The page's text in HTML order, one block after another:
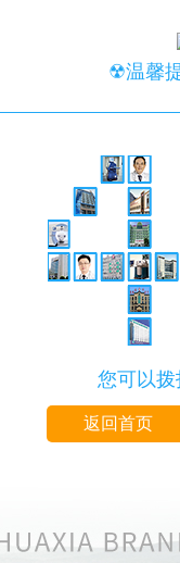
☢温馨
您可以拨
返回首页